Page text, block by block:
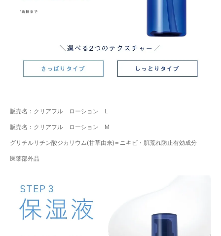
販売名：クリアフル ローション L
販売名：クリアフル ローション M
グリチルリチン酸ジカリウム(甘草由来)＝ニキビ・肌荒れ防止有効成分
医薬部外品